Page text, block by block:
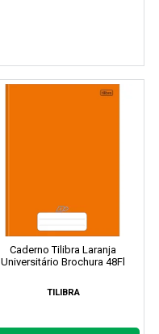
Caderno Tilibra Laranja
Universitário Brochura 48Fl
TILIBRA